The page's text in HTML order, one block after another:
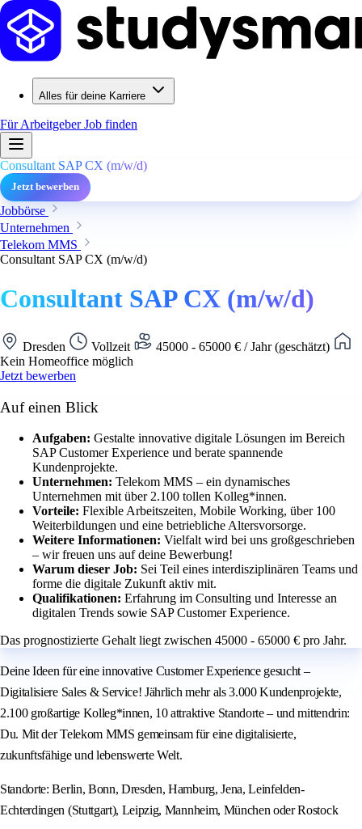
Alles für deine Karriere
Für ArbeitgeberJob finden
Consultant SAP CX (m/w/d)
Jetzt bewerben
Jobbörse
Unternehmen
Telekom MMS
Consultant SAP CX (m/w/d)
Consultant SAP CX (m/w/d)
Dresden Vollzeit
45000 - 65000 € / Jahr (geschätzt)
Kein Homeoffice möglich
Jetzt bewerben
Auf einen Blick
Aufgaben: Gestalte innovative digitale Lösungen im Bereich
SAP Customer Experience und berate spannende
Kundenprojekte.
Unternehmen: Telekom MMS – ein dynamisches
Unternehmen mit über 2.100 tollen Kolleg*innen.
Vorteile: Flexible Arbeitszeiten, Mobile Working, über 100
Weiterbildungen und eine betriebliche Altersvorsorge.
Weitere Informationen: Vielfalt wird bei uns großgeschrieben
– wir freuen uns auf deine Bewerbung!
Warum dieser Job: Sei Teil eines interdisziplinären Teams und
forme die digitale Zukunft aktiv mit.
Qualifikationen: Erfahrung im Consulting und Interesse an
digitalen Trends sowie SAP Customer Experience.
Das prognostizierte Gehalt liegt zwischen 45000 - 65000 € pro Jahr.
Deine Ideen für eine innovative Customer Experience gesucht –
Digitalisiere Sales & Service! Jährlich mehr als 3.000 Kundenprojekte,
2.100 großartige Kolleg*innen, 10 attraktive Standorte – und mittendrin:
Du. Mit der Telekom MMS gemeinsam für eine digitalisierte,
zukunftsfähige und lebenswerte Welt.
Standorte: Berlin, Bonn, Dresden, Hamburg, Jena, Leinfelden-
Echterdingen (Stuttgart), Leipzig, Mannheim, München oder Rostock